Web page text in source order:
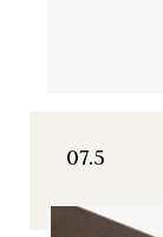
07.5